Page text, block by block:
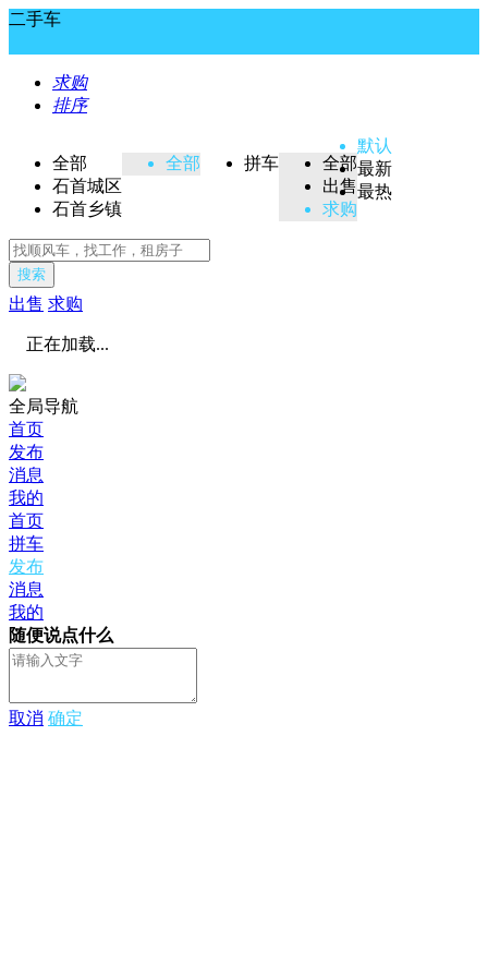
二手车
求购
排序
全部
石首城区
石首乡镇
全部 拼车
全部
出售
求购
默认
最新
最热
搜索
出售 求购
正在加载...
全局导航
首页
发布
消息
我的
首页
拼车
发布
消息
我的
随便说点什么
取消 确定